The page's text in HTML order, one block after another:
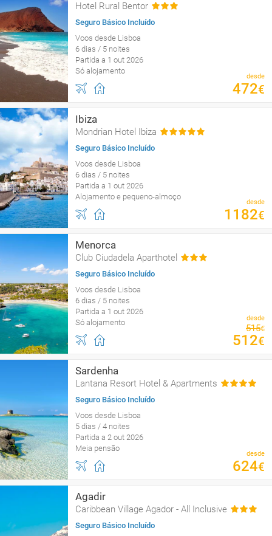
Hotel Rural Bentor
Seguro Básico Incluído
Voos desde Lisboa
6 dias / 5 noites
Partida a 1 out 2026
Só alojamento
desde
472€
Ibiza
Mondrian Hotel Ibiza
Seguro Básico Incluído
Voos desde Lisboa
6 dias / 5 noites
Partida a 1 out 2026
Alojamento e pequeno-almoço
desde
1182€
Menorca
Club Ciudadela Aparthotel
Seguro Básico Incluído
Voos desde Lisboa
6 dias / 5 noites
Partida a 1 out 2026
Só alojamento
desde
515€
512€
Sardenha
Lantana Resort Hotel & Apartments
Seguro Básico Incluído
Voos desde Lisboa
5 dias / 4 noites
Partida a 2 out 2026
Meia pensão
desde
624€
Agadir
Caribbean Village Agador - All Inclusive
Seguro Básico Incluído